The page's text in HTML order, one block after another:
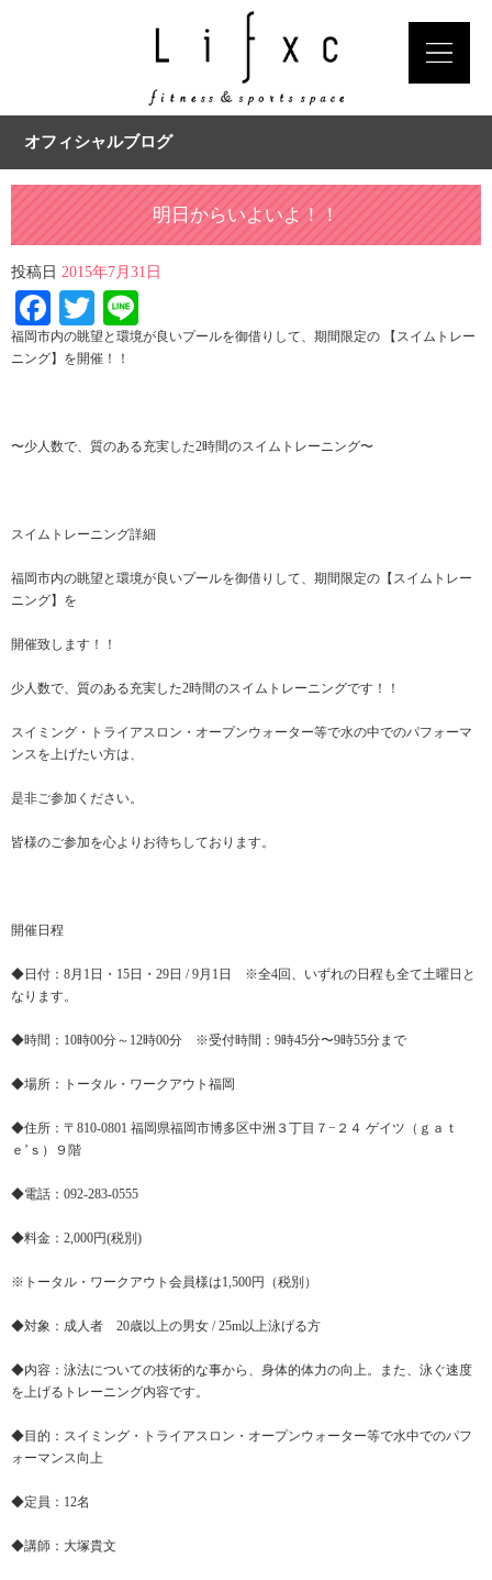
オフィシャルブログ
明日からいよいよ！！
投稿日 2015年7月31日
Facebook
Twitter
福岡市内の眺望と環境が良いプールを御借りして、期間限定の 【スイムトレー
ニング】を開催！！
〜少人数で、質のある充実した2時間のスイムトレーニング〜
スイムトレーニング詳細
福岡市内の眺望と環境が良いプールを御借りして、期間限定の【スイムトレー
ニング】を
開催致します！！
少人数で、質のある充実した2時間のスイムトレーニングです！！
スイミング・トライアスロン・オープンウォーター等で水の中でのパフォーマ
ンスを上げたい方は、
是非ご参加ください。
皆様のご参加を心よりお待ちしております。
開催日程
◆日付：8月1日・15日・29日 / 9月1日 ※全4回、いずれの日程も全て土曜日と
なります。
◆時間：10時00分～12時00分 ※受付時間：9時45分〜9時55分まで
◆場所：トータル・ワークアウト福岡
◆住所：〒810-0801 福岡県福岡市博多区中洲３丁目７−２４ ゲイツ（ｇａｔ
ｅ’ｓ）９階
◆電話：092-283-0555
◆料金：2,000円(税別)
※トータル・ワークアウト会員様は1,500円（税別）
◆対象：成人者 20歳以上の男女 / 25m以上泳げる方
◆内容：泳法についての技術的な事から、身体的体力の向上。また、泳ぐ速度
を上げるトレーニング内容です。
◆目的：スイミング・トライアスロン・オープンウォーター等で水中でのパフ
ォーマンス向上
◆定員：12名
◆講師：大塚貴文